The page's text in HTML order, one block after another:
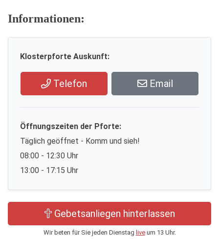
Informationen:
Klosterpforte Auskunft:
Telefon Email
Öffnungszeiten der Pforte:
Täglich geöffnet - Komm und sieh!
08:00 - 12:30 Uhr
13:00 - 17:15 Uhr
Gebetsanliegen hinterlassen
Wir beten für Sie jeden Dienstag liveum 13 Uhr.